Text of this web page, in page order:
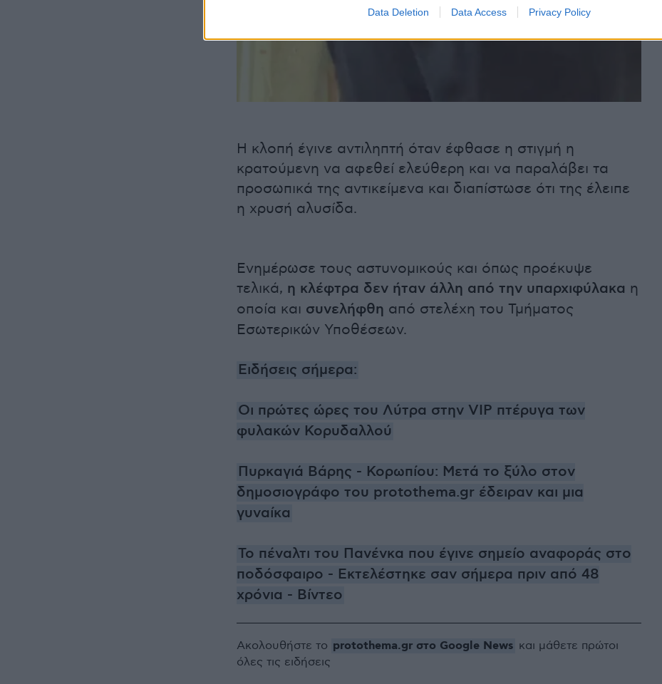
Data Deletion Data Access Privacy Policy
Η κλοπή έγινε αντιληπτή όταν έφθασε η στιγμή η
κρατούμενη να αφεθεί ελεύθερη και να παραλάβει τα
προσωπικά της αντικείμενα και διαπίστωσε ότι της έλειπε
η χρυσή αλυσίδα.
Ενημέρωσε τους αστυνομικούς και όπως προέκυψε
τελικά, η κλέφτρα δεν ήταν άλλη από την υπαρχιφύλακα η
οποία και συνελήφθη από στελέχη του Τμήματος
Εσωτερικών Υποθέσεων.
Ειδήσεις σήμερα:
Οι πρώτες ώρες του Λύτρα στην VIP πτέρυγα των
φυλακών Κορυδαλλού
Πυρκαγιά Βάρης - Κορωπίου: Μετά το ξύλο στον
δημοσιογράφο του protothema.gr έδειραν και μια
γυναίκα
Το πέναλτι του Πανένκα που έγινε σημείο αναφοράς στο
ποδόσφαιρο - Εκτελέστηκε σαν σήμερα πριν από 48
χρόνια - Βίντεο
Ακολουθήστε το protothema.gr στο Google News και μάθετε πρώτοι
όλες τις ειδήσεις